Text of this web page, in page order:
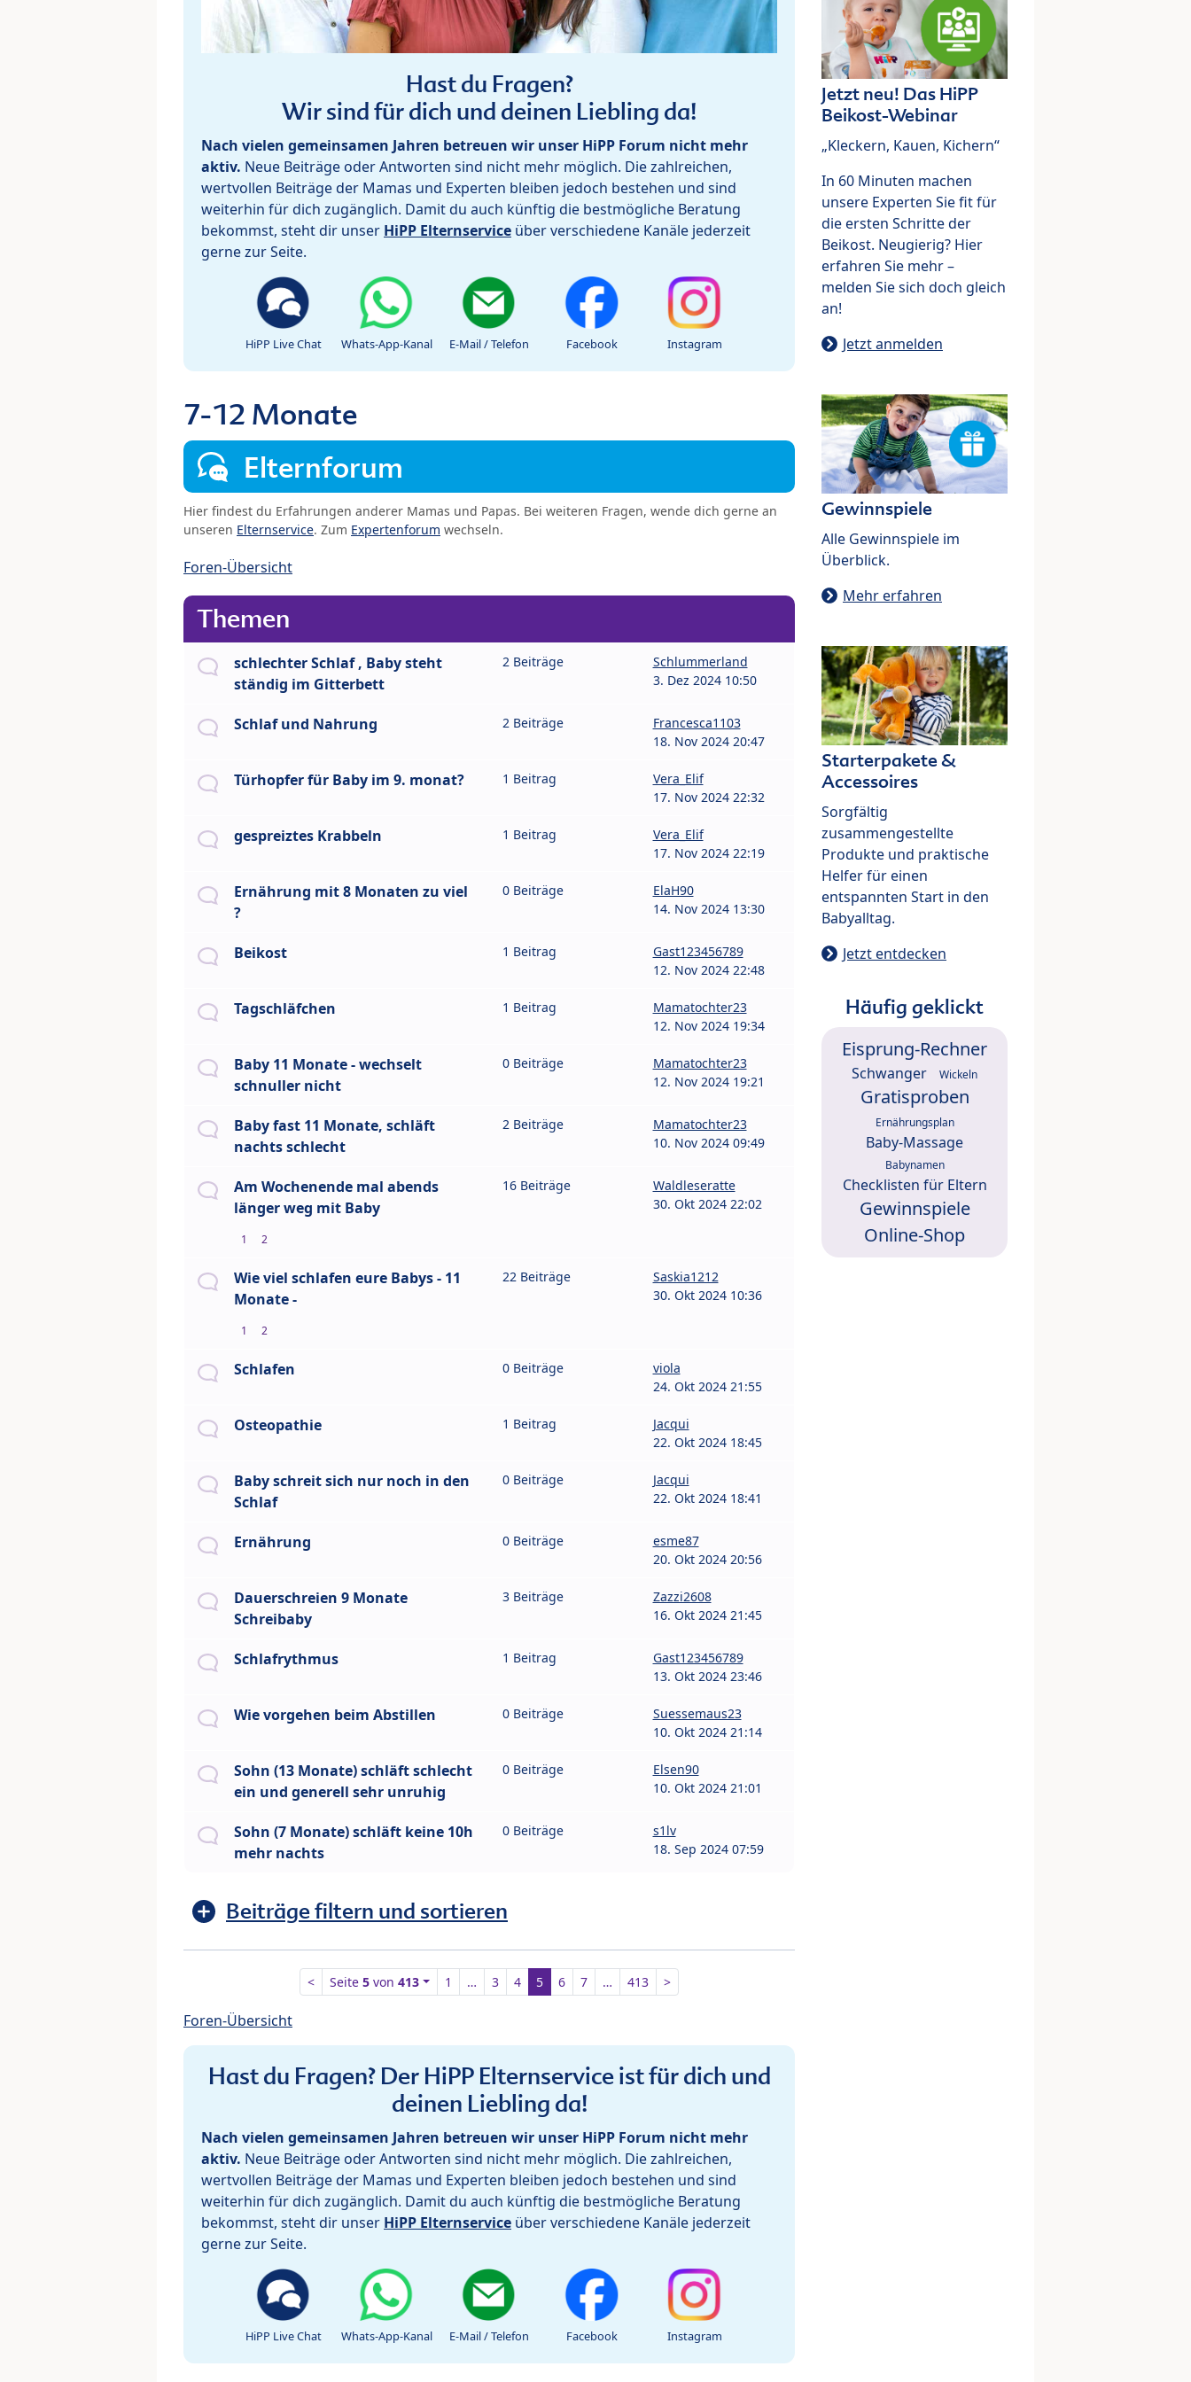
Hast du Fragen?
Wir sind für dich und deinen Liebling da!
Nach vielen gemeinsamen Jahren betreuen wir unser HiPP Forum nicht mehr
aktiv. Neue Beiträge oder Antworten sind nicht mehr möglich. Die zahlreichen,
wertvollen Beiträge der Mamas und Experten bleiben jedoch bestehen und sind
weiterhin für dich zugänglich. Damit du auch künftig die bestmögliche Beratung
bekommst, steht dir unser HiPP Elternservice über verschiedene Kanäle jederzeit
gerne zur Seite.
HiPP Live Chat Whats-App-Kanal E-Mail / Telefon Facebook Instagram
7-12 Monate
Elternforum
Hier findest du Erfahrungen anderer Mamas und Papas. Bei weiteren Fragen, wende dich gerne an
unseren Elternservice. Zum Expertenforum wechseln.
Foren-Übersicht
Themen
schlechter Schlaf , Baby steht
ständig im Gitterbett
2 Beiträge
Schlummerland
3. Dez 2024 10:50
Schlaf und Nahrung 2 Beiträge
Francesca1103
18. Nov 2024 20:47
Türhopfer für Baby im 9. monat? 1 Beitrag
Vera_Elif
17. Nov 2024 22:32
gespreiztes Krabbeln 1 Beitrag
Vera_Elif
17. Nov 2024 22:19
Ernährung mit 8 Monaten zu viel
?
0 Beiträge
ElaH90
14. Nov 2024 13:30
Beikost 1 Beitrag
Gast123456789
12. Nov 2024 22:48
Tagschläfchen 1 Beitrag
Mamatochter23
12. Nov 2024 19:34
Baby 11 Monate - wechselt
schnuller nicht
0 Beiträge
Mamatochter23
12. Nov 2024 19:21
Baby fast 11 Monate, schläft
nachts schlecht
2 Beiträge
Mamatochter23
10. Nov 2024 09:49
Am Wochenende mal abends
länger weg mit Baby
1 2
16 Beiträge
Waldleseratte
30. Okt 2024 22:02
Wie viel schlafen eure Babys - 11
Monate -
1 2
22 Beiträge
Saskia1212
30. Okt 2024 10:36
Schlafen 0 Beiträge
viola
24. Okt 2024 21:55
Osteopathie 1 Beitrag
Jacqui
22. Okt 2024 18:45
Baby schreit sich nur noch in den
Schlaf
0 Beiträge
Jacqui
22. Okt 2024 18:41
Ernährung 0 Beiträge
esme87
20. Okt 2024 20:56
Dauerschreien 9 Monate
Schreibaby
3 Beiträge
Zazzi2608
16. Okt 2024 21:45
Schlafrythmus 1 Beitrag
Gast123456789
13. Okt 2024 23:46
Wie vorgehen beim Abstillen 0 Beiträge
Suessemaus23
10. Okt 2024 21:14
Sohn (13 Monate) schläft schlecht
ein und generell sehr unruhig
0 Beiträge
Elsen90
10. Okt 2024 21:01
Sohn (7 Monate) schläft keine 10h
mehr nachts
0 Beiträge
s1lv
18. Sep 2024 07:59
Beiträge filtern und sortieren
< Seite5 von413 1 … 3 4 5 6 7 … 413 >
Foren-Übersicht
Hast du Fragen? Der HiPP Elternservice ist für dich und
deinen Liebling da!
Nach vielen gemeinsamen Jahren betreuen wir unser HiPP Forum nicht mehr
aktiv. Neue Beiträge oder Antworten sind nicht mehr möglich. Die zahlreichen,
wertvollen Beiträge der Mamas und Experten bleiben jedoch bestehen und sind
weiterhin für dich zugänglich. Damit du auch künftig die bestmögliche Beratung
bekommst, steht dir unser HiPP Elternservice über verschiedene Kanäle jederzeit
gerne zur Seite.
HiPP Live Chat Whats-App-Kanal E-Mail / Telefon Facebook Instagram
Jetzt neu! Das HiPP
Beikost-Webinar
„Kleckern, Kauen, Kichern“
In 60 Minuten machen
unsere Experten Sie fit für
die ersten Schritte der
Beikost. Neugierig? Hier
erfahren Sie mehr –
melden Sie sich doch gleich
an!
Jetzt anmelden
Gewinnspiele
Alle Gewinnspiele im
Überblick.
Mehr erfahren
Starterpakete &
Accessoires
Sorgfältig
zusammengestellte
Produkte und praktische
Helfer für einen
entspannten Start in den
Babyalltag.
Jetzt entdecken
Häufig geklickt
Eisprung-Rechner
Schwanger Wickeln
Gratisproben
Ernährungsplan
Baby-Massage
Babynamen
Checklisten für Eltern
Gewinnspiele
Online-Shop